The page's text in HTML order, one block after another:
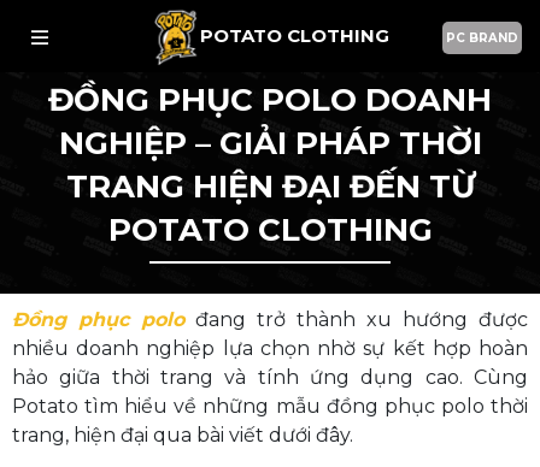
POTATO CLOTHING PC BRAND
ĐỒNG PHỤC POLO DOANH
NGHIỆP – GIẢI PHÁP THỜI
TRANG HIỆN ĐẠI ĐẾN TỪ
POTATO CLOTHING
Đồng phục polođang trở thành xu hướng được
nhiều doanh nghiệp lựa chọn nhờ sự kết hợp hoàn
hảo giữa thời trang và tính ứng dụng cao. Cùng
Potato tìm hiểu về những mẫu đồng phục polo thời
trang, hiện đại qua bài viết dưới đây.